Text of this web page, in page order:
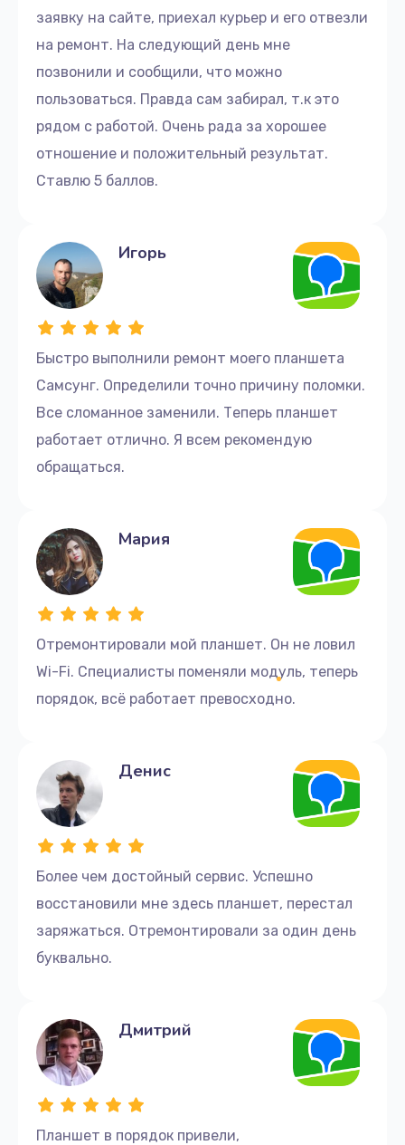
заявку на сайте, приехал курьер и его отвезли
на ремонт. На следующий день мне
позвонили и сообщили, что можно
пользоваться. Правда сам забирал, т.к это
рядом с работой. Очень рада за хорошее
отношение и положительный результат.
Ставлю 5 баллов.
Быстро выполнили ремонт моего планшета
Самсунг. Определили точно причину поломки.
Все сломанное заменили. Теперь планшет
работает отлично. Я всем рекомендую
обращаться.
Игорь
Отремонтировали мой планшет. Он не ловил
Wi-Fi. Специалисты поменяли модуль, теперь
порядок, всё работает превосходно.
Мария
Более чем достойный сервис. Успешно
восстановили мне здесь планшет, перестал
заряжаться. Отремонтировали за один день
буквально.
Денис
Планшет в порядок привели,
Дмитрий